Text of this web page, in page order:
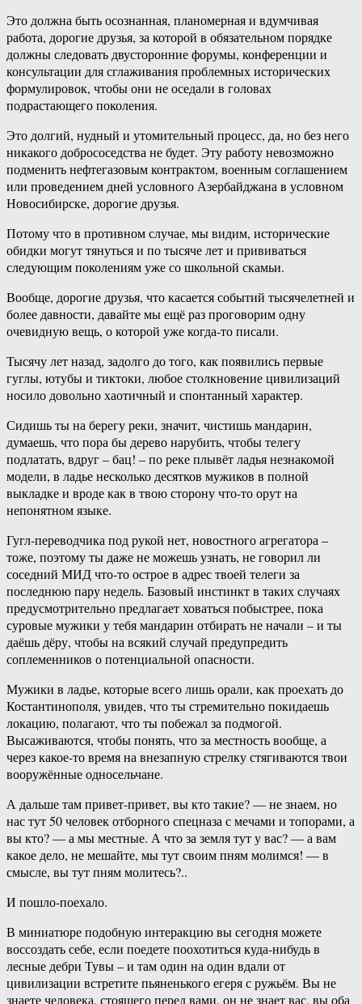
Это должна быть осознанная, планомерная и вдумчивая
работа, дорогие друзья, за которой в обязательном порядке
должны следовать двусторонние форумы, конференции и
консультации для сглаживания проблемных исторических
формулировок, чтобы они не оседали в головах
подрастающего поколения.
Это долгий, нудный и утомительный процесс, да, но без него
никакого добрососедства не будет. Эту работу невозможно
подменить нефтегазовым контрактом, военным соглашением
или проведением дней условного Азербайджана в условном
Новосибирске, дорогие друзья.
Потому что в противном случае, мы видим, исторические
обидки могут тянуться и по тысяче лет и прививаться
следующим поколениям уже со школьной скамьи.
Вообще, дорогие друзья, что касается событий тысячелетней и
более давности, давайте мы ещё раз проговорим одну
очевидную вещь, о которой уже когда-то писали.
Тысячу лет назад, задолго до того, как появились первые
гуглы, ютубы и тиктоки, любое столкновение цивилизаций
носило довольно хаотичный и спонтанный характер.
Сидишь ты на берегу реки, значит, чистишь мандарин,
думаешь, что пора бы дерево нарубить, чтобы телегу
подлатать, вдруг – бац! – по реке плывёт ладья незнакомой
модели, в ладье несколько десятков мужиков в полной
выкладке и вроде как в твою сторону что-то орут на
непонятном языке.
Гугл-переводчика под рукой нет, новостного агрегатора –
тоже, поэтому ты даже не можешь узнать, не говорил ли
соседний МИД что-то острое в адрес твоей телеги за
последнюю пару недель. Базовый инстинкт в таких случаях
предусмотрительно предлагает ховаться побыстрее, пока
суровые мужики у тебя мандарин отбирать не начали – и ты
даёшь дёру, чтобы на всякий случай предупредить
соплеменников о потенциальной опасности.
Мужики в ладье, которые всего лишь орали, как проехать до
Костантинополя, увидев, что ты стремительно покидаешь
локацию, полагают, что ты побежал за подмогой.
Высаживаются, чтобы понять, что за местность вообще, а
через какое-то время на внезапную стрелку стягиваются твои
вооружённые односельчане.
А дальше там привет-привет, вы кто такие? — не знаем, но
нас тут 50 человек отборного спецназа с мечами и топорами, а
вы кто? — а мы местные. А что за земля тут у вас? — а вам
какое дело, не мешайте, мы тут своим пням молимся! — в
смысле, вы тут пням молитесь?..
И пошло-поехало.
В миниатюре подобную интеракцию вы сегодня можете
воссоздать себе, если поедете поохотиться куда-нибудь в
лесные дебри Тувы – и там один на один вдали от
цивилизации встретите пьяненького егеря с ружьём. Вы не
знаете человека, стоящего перед вами, он не знает вас, вы оба